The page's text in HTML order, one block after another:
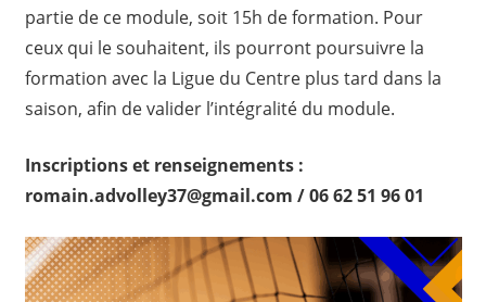
partie de ce module, soit 15h de formation. Pour
ceux qui le souhaitent, ils pourront poursuivre la
formation avec la Ligue du Centre plus tard dans la
saison, afin de valider l’intégralité du module.
Inscriptions et renseignements :
romain.advolley37@gmail.com / 06 62 51 96 01